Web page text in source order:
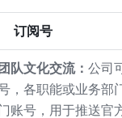
订阅号
队文化交流： 公司
，各职能或业务部
账号，用于推送官